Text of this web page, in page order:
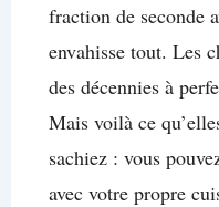
fraction de seconde
envahisse tout. Les
des décennies à
Mais voilà ce
sachiez : vous
avec votre propre